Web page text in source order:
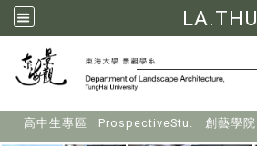
LA.THU
高中生專區 ProspectiveStu. 創藝學院